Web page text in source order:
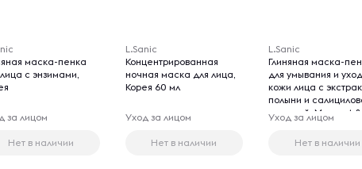
маска-пенка
с энзимами,
за лицом
Нет в наличии
L.Sanic
Концентрированная
ночная маска для лица,
Корея 60 мл
Уход за лицом
Нет в наличии
L.Sanic
Глиняная маска-
для умывания и
кожи лица с
полыни и
кислотой, Mugwort &
Clay Pack to Foam,
Уход за лицом
Нет в наличии